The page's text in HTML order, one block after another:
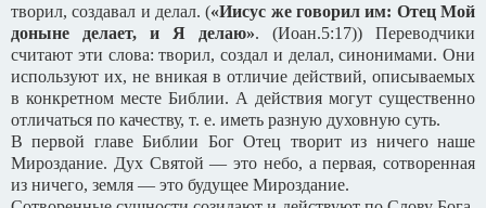
творил, создавал и делал. («Иисус же говорил им: Отец Мой
доныне делает, и Я делаю». (Иоан.5:17)) Переводчики
считают эти слова: творил, создал и делал, синонимами. Они
используют их, не вникая в отличие действий, описываемых
в конкретном месте Библии. А действия могут существенно
отличаться по качеству, т. е. иметь разную духовную суть.
В первой главе Библии Бог Отец творит из ничего наше
Мироздание. Дух Святой — это небо, а первая, сотворенная
из ничего, земля — это будущее Мироздание.